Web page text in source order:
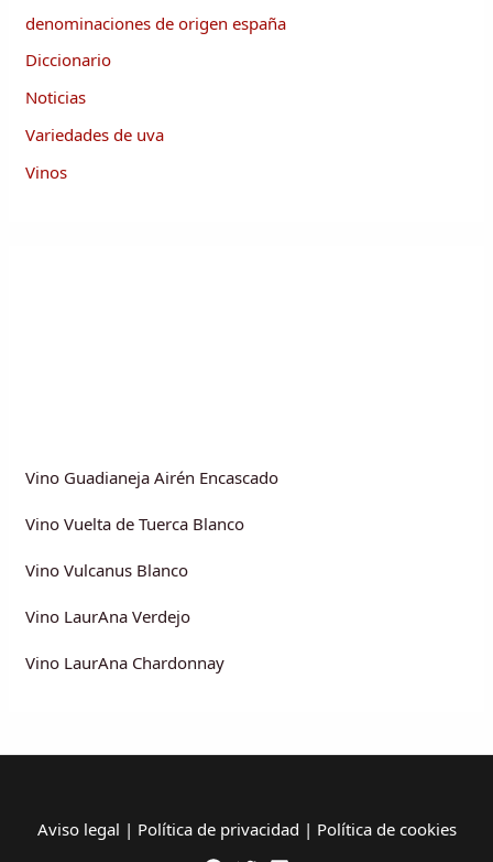
denominaciones de origen españa
Diccionario
Noticias
Variedades de uva
Vinos
Vino Guadianeja Airén Encascado
Vino Vuelta de Tuerca Blanco
Vino Vulcanus Blanco
Vino LaurAna Verdejo
Vino LaurAna Chardonnay
Aviso legal | Política de privacidad | Política de cookies